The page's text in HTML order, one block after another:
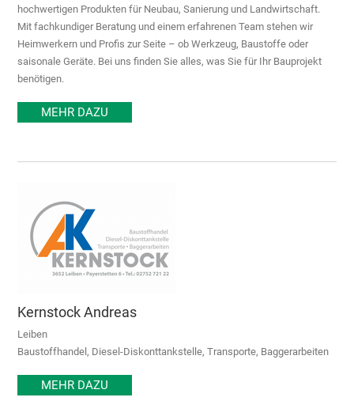
hochwertigen Produkten für Neubau, Sanierung und Landwirtschaft.
Mit fachkundiger Beratung und einem erfahrenen Team stehen wir
Heimwerkern und Profis zur Seite – ob Werkzeug, Baustoffe oder
saisonale Geräte. Bei uns finden Sie alles, was Sie für Ihr Bauprojekt
benötigen.
MEHR DAZU
Kernstock Andreas
Leiben
Baustoffhandel, Diesel-Diskonttankstelle, Transporte, Baggerarbeiten
MEHR DAZU